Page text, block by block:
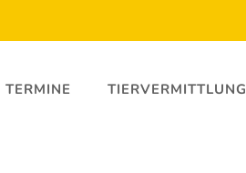
TERMINE TIERVERMITTLUNG